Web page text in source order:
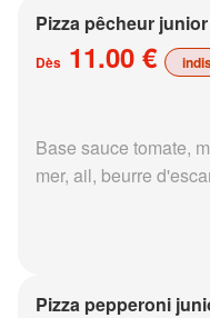
Pizza pêcheur junior
Dès 11.00 €
Base sauce tomate,
mer, ail, beurre
Pizza pepperoni